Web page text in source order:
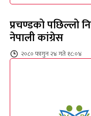
प्रचण्डको पछिल्लो
नेपाली कांग्रेस
२०८० फागुन २४ गते १८:०४